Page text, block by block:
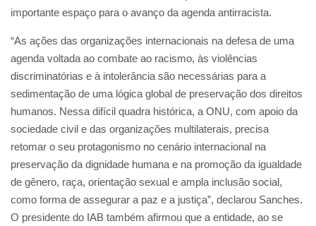
importante espaço para o avanço da agenda antirracista.
“As ações das organizações internacionais na defesa de uma
agenda voltada ao combate ao racismo, às violências
discriminatórias e à intolerância são necessárias para a
sedimentação de uma lógica global de preservação dos direitos
humanos. Nessa difícil quadra histórica, a ONU, com apoio da
sociedade civil e das organizações multilaterais, precisa
retomar o seu protagonismo no cenário internacional na
preservação da dignidade humana e na promoção da igualdade
de gênero, raça, orientação sexual e ampla inclusão social,
como forma de assegurar a paz e a justiça”, declarou Sanches.
O presidente do IAB também afirmou que a entidade, ao se